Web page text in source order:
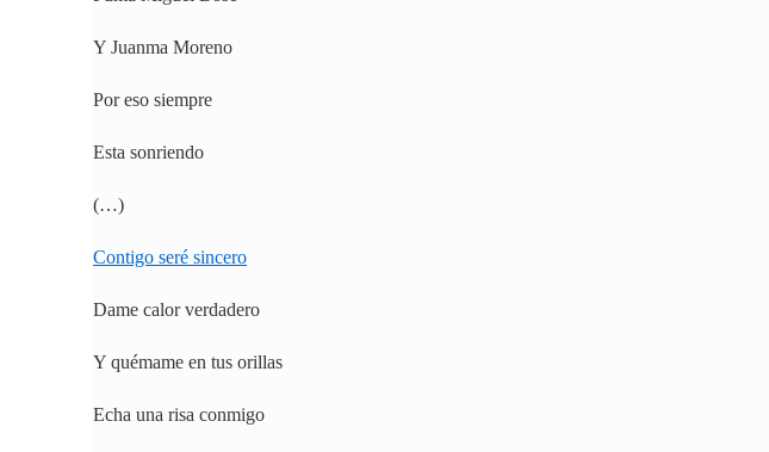
Y Juanma Moreno
Por eso siempre
Esta sonriendo
(…)
Contigo seré sincero
Dame calor verdadero
Y quémame en tus orillas
Echa una risa conmigo